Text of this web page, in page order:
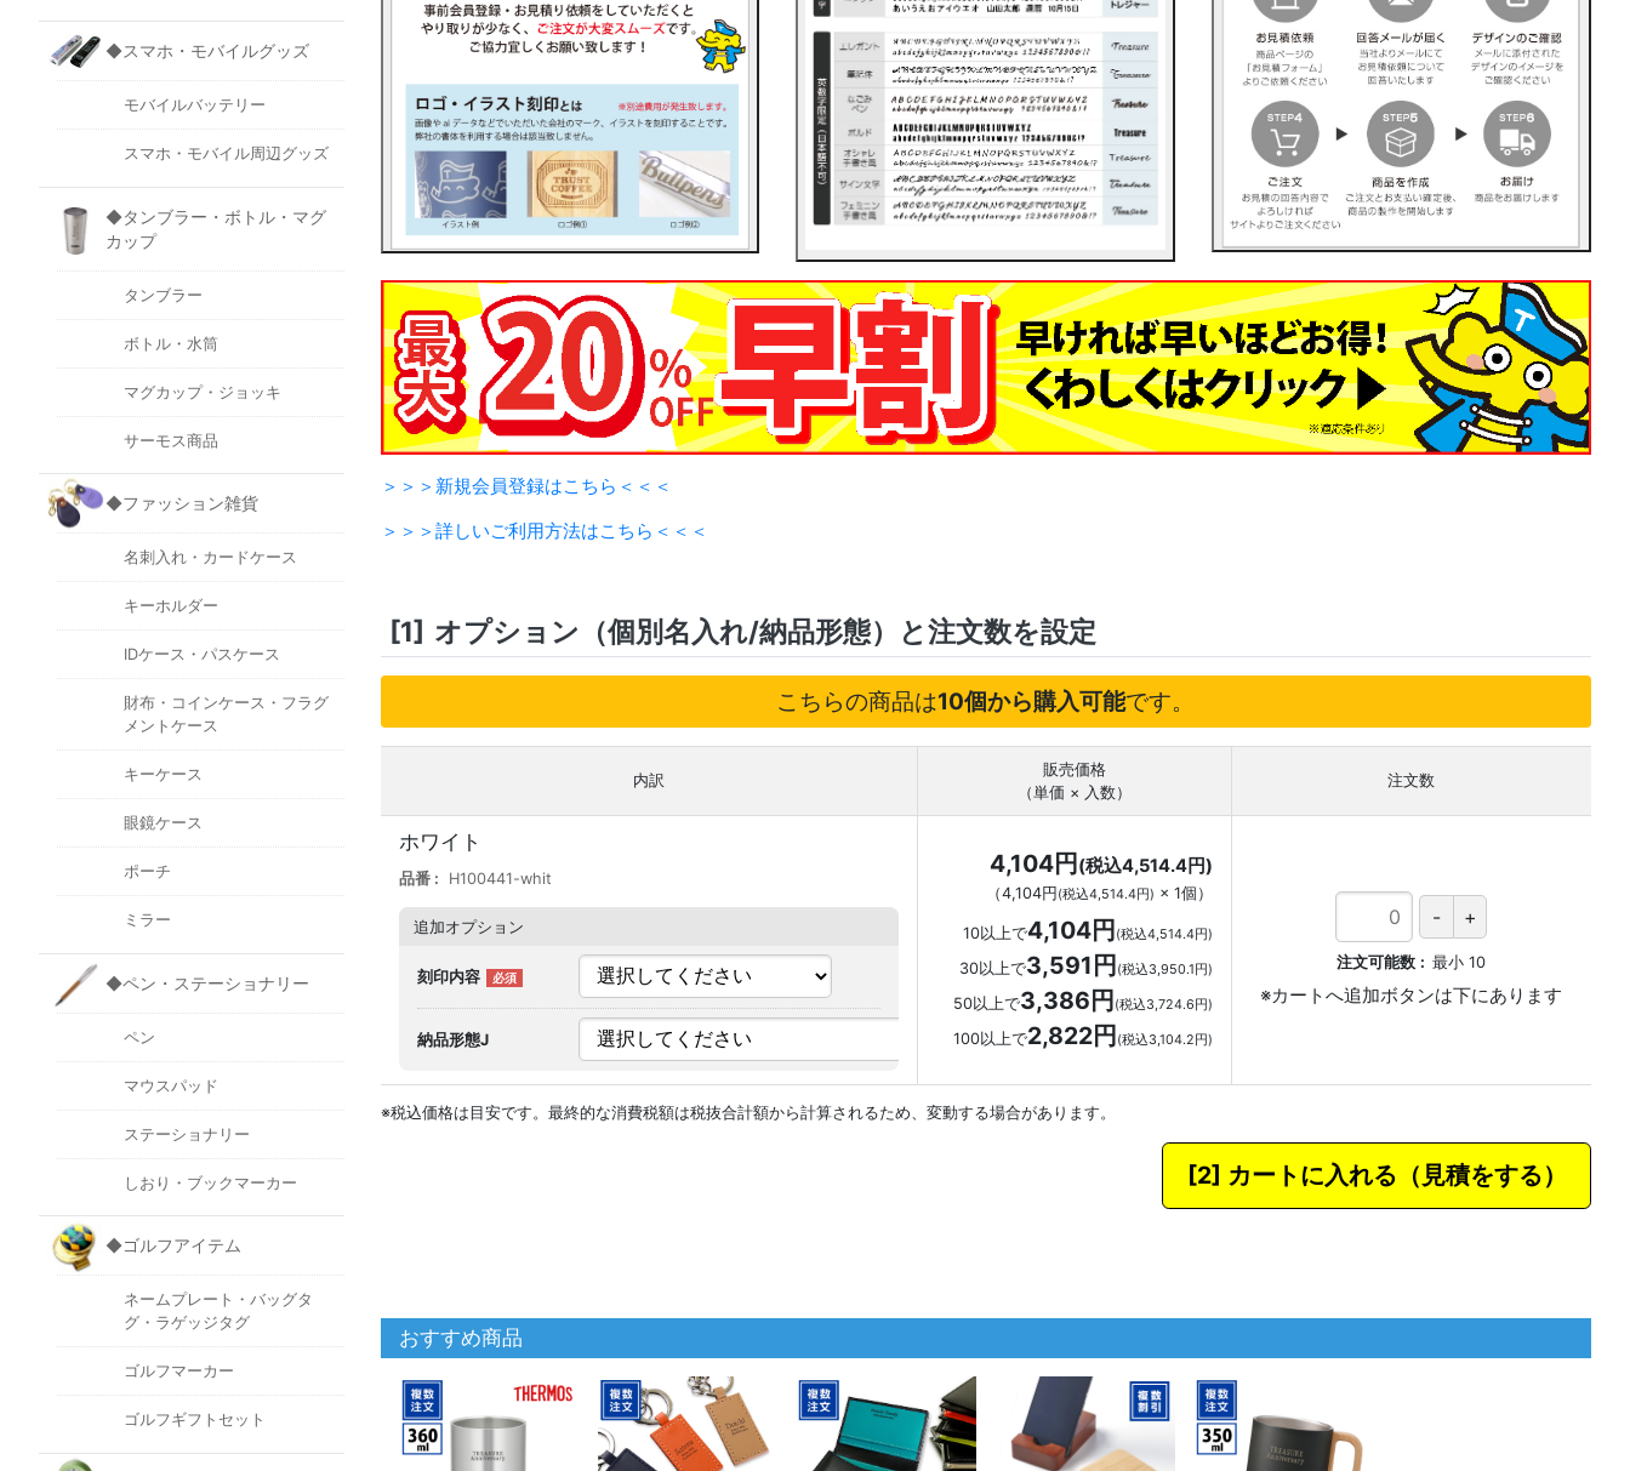
＞＞＞新規会員登録はこちら＜＜＜
＞＞＞詳しいご利用方法はこちら＜＜＜
[1] オプション（個別名入れ/納品形態）と注文数を設定
こちらの商品は10個から購入可能です。
内訳
販売価格
（単価 × 入数）
注文数
ホワイト
品番 H100441-whit
追加オプション
刻印内容
納品形態J
4,104円 (税込4,514.4円)
（4,104円 (税込4,514.4円) × 1個 ）
10以上で4,104円 (税込4,514.4円)
30以上で3,591円 (税込3,950.1円)
50以上で3,386円 (税込3,724.6円)
100以上で2,822円 (税込3,104.2円)
注文可能数 最小 10
※税込価格は目安です。最終的な消費税額は税抜合計額から計算されるため、変動する場合があります。
カートに入れる
おすすめ商品
◆スマホ・モバイルグッズ
モバイルバッテリー
スマホ・モバイル周辺グッズ
◆タンブラー・ボトル・マグ
カップ
タンブラー
ボトル・水筒
マグカップ・ジョッキ
サーモス商品
◆ファッション雑貨
名刺入れ・カードケース
キーホルダー
IDケース・パスケース
財布・コインケース・フラグ
メントケース
キーケース
眼鏡ケース
ポーチ
ミラー
◆ペン・ステーショナリー
ペン
マウスパッド
ステーショナリー
しおり・ブックマーカー
◆ゴルフアイテム
ネームプレート・バッグタ
グ・ラゲッジタグ
ゴルフマーカー
ゴルフギフトセット